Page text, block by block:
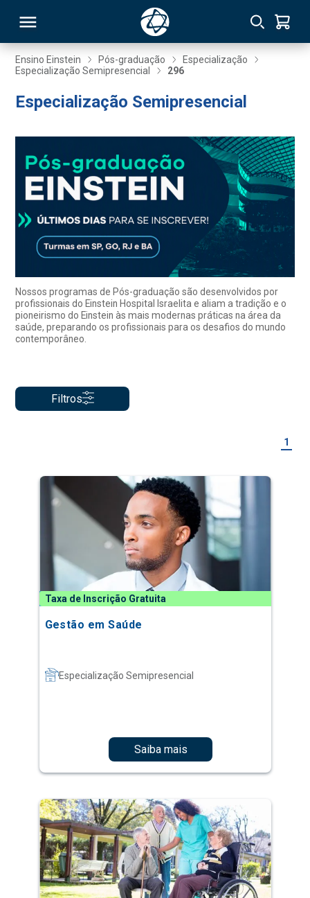
Ensino Einstein Pós-graduação
Especialização
Especialização Semipresencial
296
Especialização Semipresencial
Nossos programas de Pós-graduação são desenvolvidos por
profissionais do Einstein Hospital Israelita e aliam a tradição e o
pioneirismo do Einstein às mais modernas práticas na área da
saúde, preparando os profissionais para os desafios do mundo
contemporâneo.
Filtros
1
Taxa de Inscrição Gratuita
Gestão em Saúde
Especialização Semipresencial
Saiba mais